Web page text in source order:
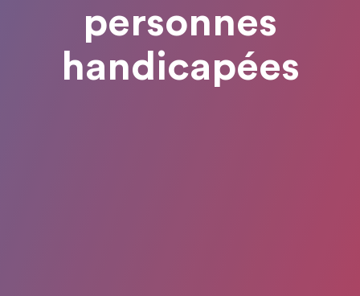
personnes
handicapées